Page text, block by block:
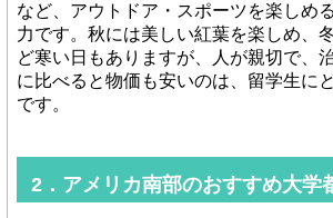
など、アウトドア・スポーツを楽しめ
力です。秋には美しい紅葉を楽しめ、
ど寒い日もありますが、人が親切で、
に比べると物価も安いのは、留学生に
です。
2．アメリカ南部のおすすめ大学